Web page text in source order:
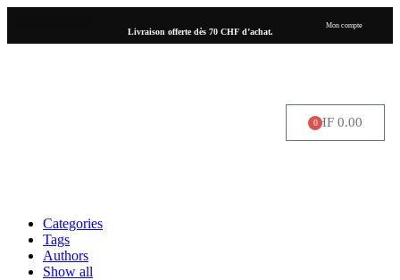
Livraison offerte dès 70 CHF d’achat.
Mon compte
CHF 0.00
0
Categories
Tags
Authors
Show all